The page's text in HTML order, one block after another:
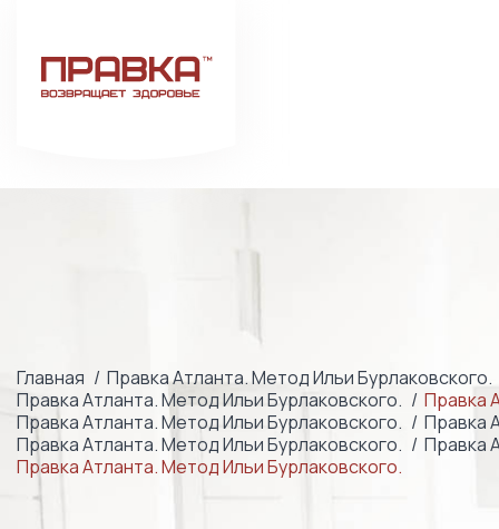
Главная Правка Атланта. Метод Ильи Бурлаковского.
Правка Атланта. Метод Ильи Бурлаковского.
Правка
Правка Атланта. Метод Ильи Бурлаковского.
Правка
Правка Атланта. Метод Ильи Бурлаковского.
Правка
Правка Атланта. Метод Ильи Бурлаковского.